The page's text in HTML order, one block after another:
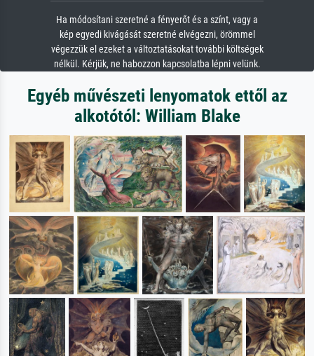
Ha módosítani szeretné a fényerőt és a színt, vagy a
kép egyedi kivágását szeretné elvégezni, örömmel
végezzük el ezeket a változtatásokat további költségek
nélkül. Kérjük, ne habozzon kapcsolatba lépni velünk.
Egyéb művészeti lenyomatok ettől az
alkotótól: William Blake